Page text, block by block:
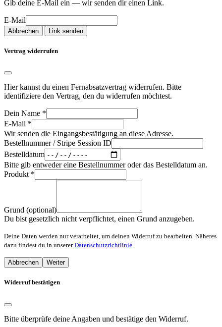
Gib deine E-Mail ein — wir senden dir einen Link.
E-Mail
Abbrechen Link senden
Vertrag widerrufen
Hier kannst du einen Fernabsatzvertrag widerrufen. Bitte
identifiziere den Vertrag, den du widerrufen möchtest.
Dein Name *
E-Mail *
Wir senden die Eingangsbestätigung an diese Adresse.
Bestellnummer / Stripe Session ID
Bestelldatum
Bitte gib entweder eine Bestellnummer oder das Bestelldatum an.
Produkt *
Grund (optional)
Du bist gesetzlich nicht verpflichtet, einen Grund anzugeben.
Deine Daten werden nur verarbeitet, um deinen Widerruf zu bearbeiten. Näheres
dazu findest du in unsererDatenschutzrichtlinie.
Abbrechen Weiter
Widerruf bestätigen
Bitte überprüfe deine Angaben und bestätige den Widerruf.